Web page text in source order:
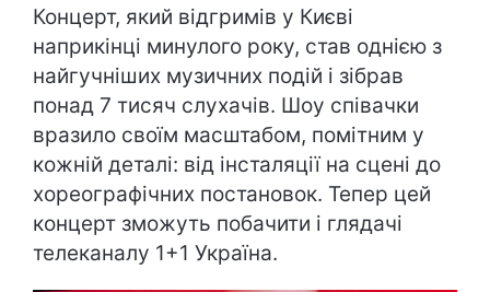
Концерт, який відгримів у Києві
наприкінці минулого року, став однією з
найгучніших музичних подій і зібрав
понад 7 тисяч слухачів. Шоу співачки
вразило своїм масштабом, помітним у
кожній деталі: від інсталяції на сцені до
хореографічних постановок. Тепер цей
концерт зможуть побачити і глядачі
телеканалу 1+1 Україна.